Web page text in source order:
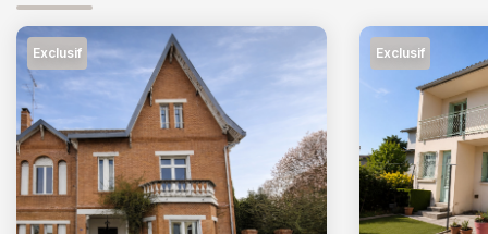
Exclusif Exclusif